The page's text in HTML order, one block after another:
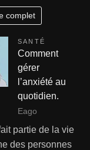
complet
SANTÉ
Comment
gérer
l’anxiété au
quotidien.
Eago
partie de la vie
des personnes